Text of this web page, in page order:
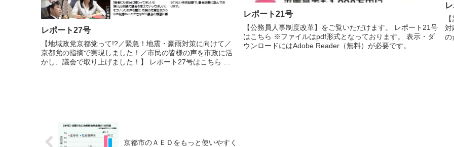
レポート27号
【地域政党京都党って!?／緊急！地震・豪雨対策に向けて／
京都党の指摘で実現しました！／市民の皆様の声を市政に活
かし、議会で取り上げました！】 レポート27号はこちら ※
レポート21号
【公務員人事制度改革】をご覧いただけます。 レポート21号
はこちら ※ファイルはpdf形式となっております。 表示・ダ
ウンロードにはAdobe Reader（無料）が必要です。
対
の
京都市のＡＥＤをもっと使いやすく